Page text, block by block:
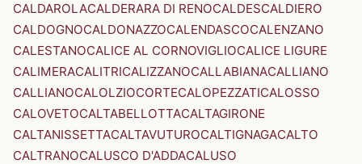
CALDAROLACALDERARA DI RENOCALDESCALDIERO
CALDOGNOCALDONAZZOCALENDASCOCALENZANO
CALESTANOCALICE AL CORNOVIGLIOCALICE LIGURE
CALIMERACALITRICALIZZANOCALLABIANACALLIANO
CALLIANOCALOLZIOCORTECALOPEZZATICALOSSO
CALOVETOCALTABELLOTTACALTAGIRONE
CALTANISSETTACALTAVUTUROCALTIGNAGACALTO
CALTRANOCALUSCO D'ADDACALUSO